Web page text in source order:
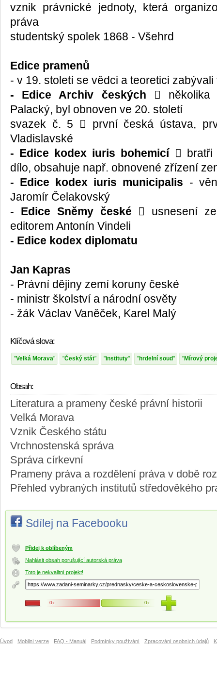
vznik právnické jednoty, která
práva
studentský spolek 1868 - Všehrd
Edice pramenů
- v 19. století se vědci a teoretici
- Edice Archiv českých  několika
Palacký, byl obnoven ve 20. století
svazek č. 5  první česká ústava,
Vladislavské
- Edice kodex iuris bohemicí bratři
dílo, obsahuje např. obnovené zřízení
- Edice kodex iuris municipalis -
Jaromír Čelakovský
- Edice Sněmy české  usnesení
editorem Antonín Vindeli
- Edice kodex diplomatu
Jan Kapras
- Právní dějiny zemí koruny české
- ministr školství a národní osvěty
- žák Václav Vaněček, Karel Malý
Klíčová slova:
Velká Morava Český stát instituty hrdelní soud Mírový
Obsah:
Literatura a prameny české právní historii
Velká Morava
Vznik Českého státu
Vrchnostenská správa
Správa církevní
Prameny práva a rozdělení práva v době
Přehled vybraných institutů středověkého
Sdílej na Facebooku
Přidej k oblíbeným
Nahlásit obsah porušující autorská práva
Toto je nekvalitní projekt!
0x 0x
Úvod Mobilní verze FAQ - Manuál Podmínky používání Zpracování osobních údajů